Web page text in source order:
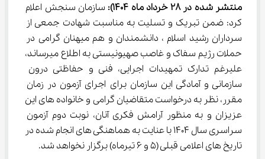
منتشر شده در 28 خرداد ماه 1404):
سازمان سنجش اعلام
کرد: ضمن تبریک و تسلیت به مناسبت شهادت جمعی از
سرداران رشید اسلام ، دانشمندان و هم­ میهنان گرامی در
حملات رژیم سفاک و غاصب صهیونیستی به اطلاع می­رساند،
علی­رغم تدارک تمهیدات اجرایی، فنی و حفاظتی درون
سازمانی و آمادگی این سازمان برای اجرای آزمون در زمان
مقرر، نظر به درخواست متقاضیان گرامی و خانواده­ های این
عزیزان و به منظور آرامش فکری آنان، نوبت دوم آزمون
سراسری سال 1404 با عنایت به هماهنگی­ های انجام شده در
تاریخ های اعلامی قبلی (5 و 6 تیرماه) برگزار نخواهد شد.